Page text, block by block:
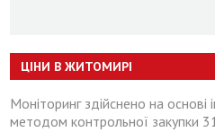
ЦІНИ В ЖИТОМИРІ
Моніторинг здійснено на основі
методом контрольної закупки